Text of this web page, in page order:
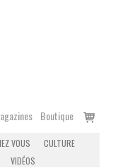
Boutique
Voir
VOUS
CULTURE
VIDÉOS